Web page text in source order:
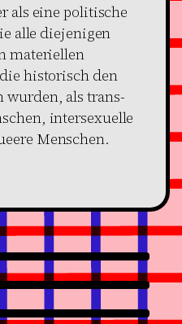
als eine politische
alle diejenigen
materiellen
historisch den
wurden, als trans-
intersexuelle
Menschen.